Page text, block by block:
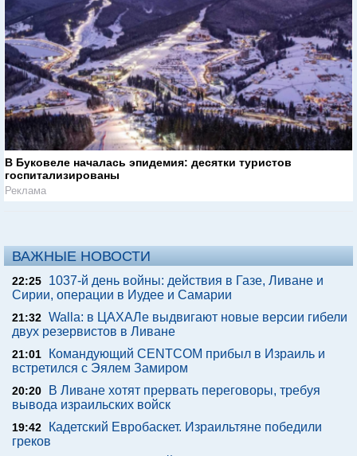
В Буковеле началась эпидемия: десятки туристов
госпитализированы
Реклама
ВАЖНЫЕ НОВОСТИ
22:25
1037-й день войны: действия в Газе, Ливане и
Сирии, операции в Иудее и Самарии
21:32 Walla: в ЦАХАЛе выдвигают новые версии гибели
двух резервистов в Ливане
21:01
Командующий CENTCOM прибыл в Израиль и
встретился с Эялем Замиром
20:20
В Ливане хотят прервать переговоры, требуя
вывода израильских войск
19:42
Кадетский Евробаскет. Израильтяне победили
греков